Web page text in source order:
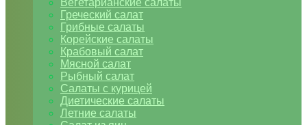
Вегетарианские салаты
Греческий салат
Грибные салаты
Корейские салаты
Крабовый салат
Мясной салат
Рыбный салат
Салаты с курицей
Диетические салаты
Летние салаты